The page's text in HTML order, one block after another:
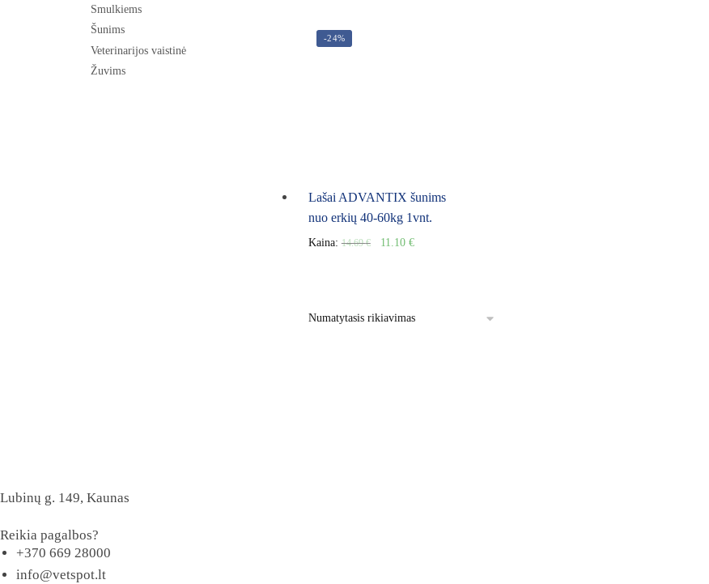
-24%
Lašai ADVANTIX šunims
nuo erkių 40-60kg 1vnt.
Kaina: 14.69€ 11.10 €
Smulkiems
Šunims
Veterinarijos vaistinė
Žuvims
Lubinų g. 149, Kaunas
Reikia pagalbos?
+370 669 28000
info@vetspot.lt